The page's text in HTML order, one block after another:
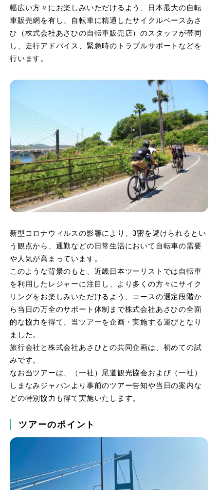
幅広い方々にお楽しみいただけるよう、日本最大の自転
車販売網を有し、自転車に精通したサイクルベースあさ
ひ（株式会社あさひの自転車販売店）のスタッフが帯同
し、走行アドバイス、緊急時のトラブルサポートなどを
行います。
新型コロナウィルスの影響により、3密を避けられるとい
う観点から、通勤などの日常生活において自転車の需要
や人気が高まっています。
このような背景のもと、近畿日本ツーリストでは自転車
を利用したレジャーに注目し、より多くの方々にサイク
リングをお楽しみいただけるよう、コースの選定段階か
ら当日の万全のサポート体制まで株式会社あさひの全面
的な協力を得て、当ツアーを企画・実施する運びとなり
ました。
旅行会社と株式会社あさひとの共同企画は、初めての試
みです。
なお当ツアーは、（一社）尾道観光協会および（一社）
しまなみジャパンより事前のツアー告知や当日の案内な
どの特別協力も得て実施いたします。
ツアーのポイント